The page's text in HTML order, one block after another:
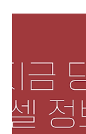
하는 것이 아닌 원론적이고
떻게 할 수 있을까요? ..